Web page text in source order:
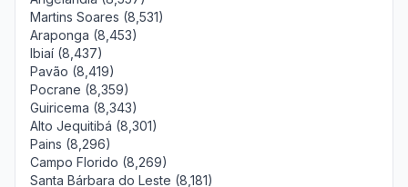
Martins Soares (8,531)
Araponga (8,453)
Ibiaí (8,437)
Pavão (8,419)
Pocrane (8,359)
Guiricema (8,343)
Alto Jequitibá (8,301)
Pains (8,296)
Campo Florido (8,269)
Santa Bárbara do Leste (8,181)